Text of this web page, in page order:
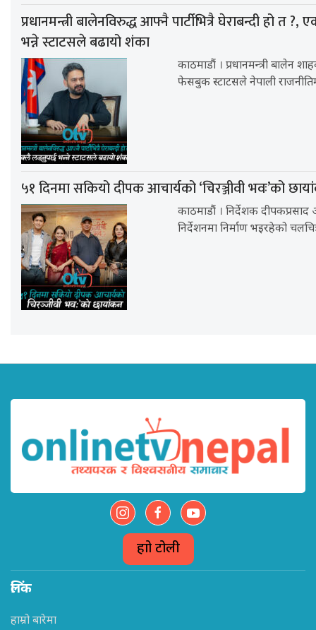
प्रधानमन्त्री बालेनविरुद्ध आफ्नै पार्टीभित्रै घेराबन्दी हो त ?,
भन्ने स्टाटसले बढायो शंका
काठमाडौं । प्रधानमन्त्री बालेन
फेसबुक स्टाटसले नेपाली
५१ दिनमा सकियो दीपक आचार्यको ‘चिरञ्जीवी भवः’को
काठमाडौं । निर्देशक
निर्देशनमा निर्माण भइरहेको
हाम्रो टोली
लिंक
हाम्रो बारेमा